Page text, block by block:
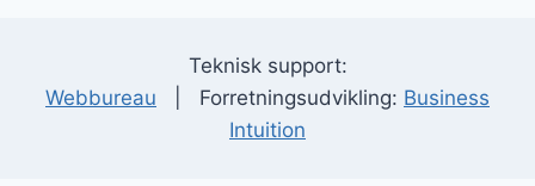
Teknisk support:
Webbureau | Forretningsudvikling: Business
Intuition